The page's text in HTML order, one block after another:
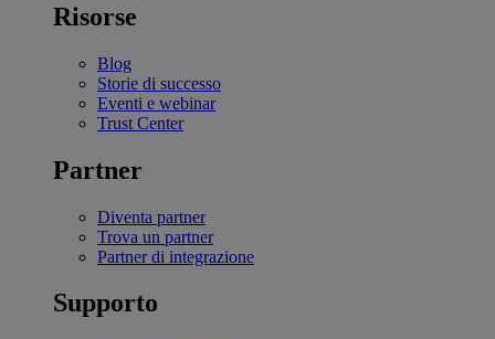
Risorse
Blog
Storie di successo
Eventi e webinar
Trust Center
Partner
Diventa partner
Trova un partner
Partner di integrazione
Supporto